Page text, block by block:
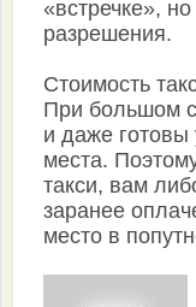
«встречке»,
разрешения.
Стоимость
При большом
и даже готовы
места.
такси, вам
заранее
место в